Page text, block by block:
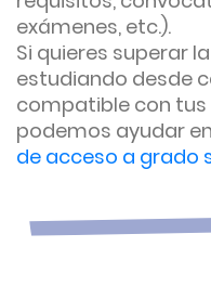
exámenes, etc.).
Si quieres superar
estudiando desde
compatible con tus
podemos ayudar
de acceso a grado